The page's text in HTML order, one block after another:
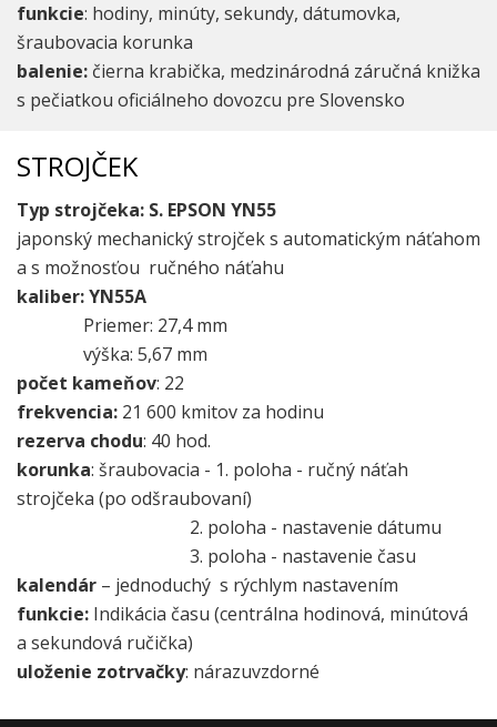
funkcie: hodiny, minúty, sekundy, dátumovka,
šraubovacia korunka
balenie: čierna krabička, medzinárodná záručná knižka
s pečiatkou oficiálneho dovozcu pre Slovensko
STROJČEK
Typ strojčeka: S. EPSON YN55
japonský mechanický strojček s automatickým náťahom
a s možnosťou ručného náťahu
kaliber:YN55A
Priemer: 27,4 mm
výška: 5,67 mm
počet kameňov: 22
frekvencia: 21 600 kmitov za hodinu
rezerva chodu: 40 hod.
korunka: šraubovacia - 1. poloha - ručný náťah
strojčeka (po odšraubovaní)
2. poloha - nastavenie dátumu
3. poloha - nastavenie času
kalendár – jednoduchý s rýchlym nastavením
funkcie: Indikácia času (centrálna hodinová, minútová
a sekundová ručička)
uloženie zotrvačky: nárazuvzdorné